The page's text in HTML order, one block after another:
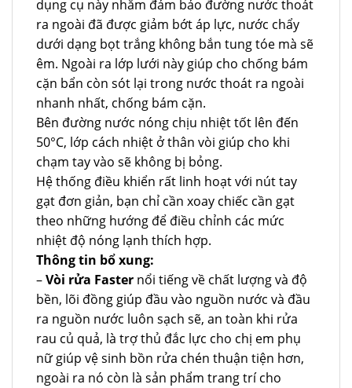
dụng cụ này nhằm đảm bảo đường nước thoát
ra ngoài đã được giảm bớt áp lực, nước chẩy
dưới dạng bọt trắng không bắn tung tóe mà sẽ
êm. Ngoài ra lớp lưới này giúp cho chống bám
cặn bẩn còn sót lại trong nước thoát ra ngoài
nhanh nhất, chống bám cặn.
Bên đường nước nóng chịu nhiệt tốt lên đến
50°C, lớp cách nhiệt ở thân vòi giúp cho khi
chạm tay vào sẽ không bị bỏng.
Hệ thống điều khiển rất linh hoạt với nút tay
gạt đơn giản, bạn chỉ cần xoay chiếc cần gạt
theo những hướng để điều chỉnh các mức
nhiệt độ nóng lạnh thích hợp.
Thông tin bổ xung:
–Vòi rửa Faster nổi tiếng về chất lượng và độ
bền, lõi đồng giúp đầu vào nguồn nước và đầu
ra nguồn nước luôn sạch sẽ, an toàn khi rửa
rau củ quả, là trợ thủ đắc lực cho chị em phụ
nữ giúp vệ sinh bồn rửa chén thuận tiện hơn,
ngoài ra nó còn là sản phẩm trang trí cho